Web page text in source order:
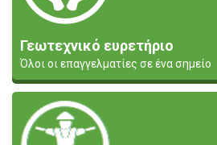
Γεωτεχνικό ευρετήριο
Όλοι οι επαγγελματίες σε ένα σημείο